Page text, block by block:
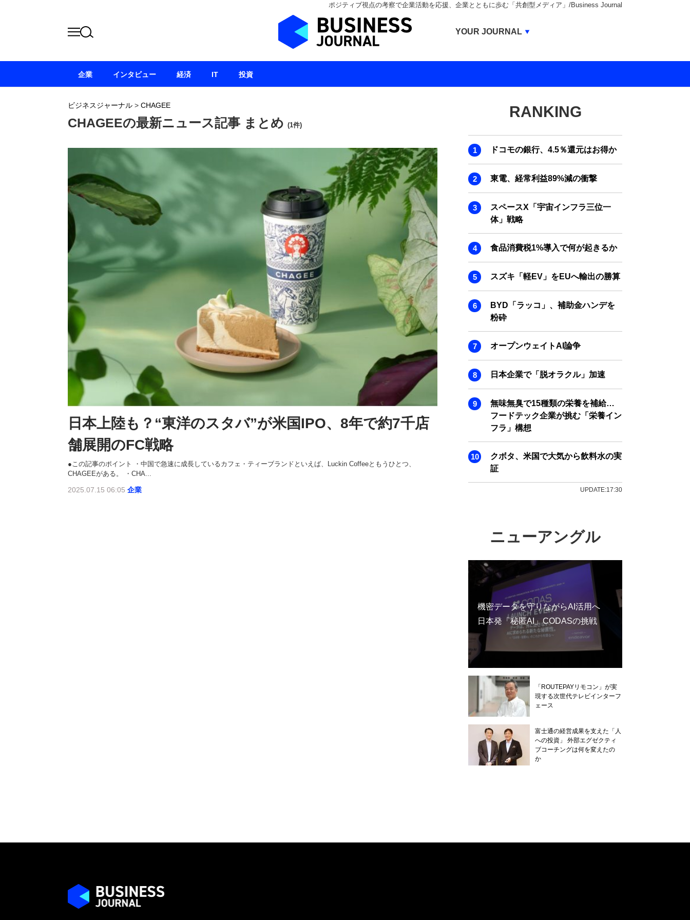
ポジティブ視点の考察で企業活動を応援、企業とともに歩む「共創型メディア」/Business Journal
ビジネスジャーナル > CHAGEE
CHAGEEの最新ニュース記事 まとめ (1件)
日本上陸も？“東洋のスタバ”が米国IPO、8年で約7千店
舗展開のFC戦略
●この記事のポイント ・中国で急速に成長しているカフェ・ティーブランドといえば、Luckin Coffeeともうひとつ、
CHAGEEがある。 ・CHA...
2025.07.15 06:05 企業
RANKING
ドコモの銀行、4.5％還元はお得か
東電、経常利益89%減の衝撃
スペースX「宇宙インフラ三位一
体」戦略
食品消費税1%導入で何が起きるか
スズキ「軽EV」をEUへ輸出の勝算
BYD「ラッコ」、補助金ハンデを
粉砕
オープンウェイトAI論争
日本企業で「脱オラクル」加速
無味無臭で15種類の栄養を補給…
フードテック企業が挑む「栄養イン
フラ」構想
クボタ、米国で大気から飲料水の実
証
UPDATE:17:30
ニューアングル
機密データを守りながらAI活用へ
日本発「秘匿AI」CODASの挑戦
「ROUTEPAYリモコン」が実
現する次世代テレビインターフ
ェース
富士通の経営成果を支えた「人
への投資」 外部エグゼクティ
ブコーチングは何を変えたの
か
企業 インタビュー 経済 IT 投資
YOUR JOURNAL
BUSINESS JOURNAL
IVS JOURNAL
ENERGY MANAGEMENT JOURNAL
INBOUND JOURNAL
LIFE ENDING JOURNAL
AI JOURNAL
REAL ESTATE BROKERAGE JOURNAL
SMART MARKETING JOURNAL
BPaaS JOURNAL
ADOPTABLE DOG JOURNAL